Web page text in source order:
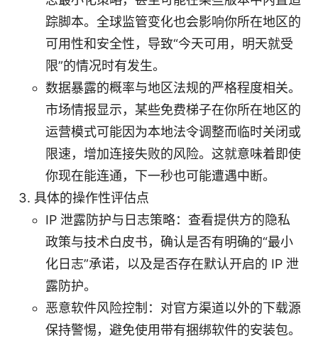
踪脚本。全球监管变化也会影响你所在地区的
可用性和安全性，导致“今天可用，明天就受
限”的情况时有发生。
数据暴露的概率与地区法规的严格程度相关。
市场情报显示，某些免费梯子在你所在地区的
运营模式可能因为本地法令调整而临时关闭或
限速，增加连接失败的风险。这就意味着即使
你现在能连通，下一秒也可能遭遇中断。
具体的操作性评估点
IP 泄露防护与日志策略：查看提供方的隐私
政策与技术白皮书，确认是否有明确的“最小
化日志”承诺，以及是否存在默认开启的 IP 泄
露防护。
恶意软件风险控制：对官方渠道以外的下载源
保持警惕，避免使用带有捆绑软件的安装包。